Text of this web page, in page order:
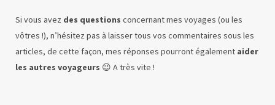
Si vous avez des questions concernant mes voyages (ou les
vôtres !), n’hésitez pas à laisser tous vos commentaires sous les
articles, de cette façon, mes réponses pourront également aider
les autres voyageurs 😉 A très vite !